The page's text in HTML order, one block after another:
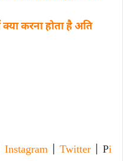
करना होता है अति
Instagram Twitter | Pi